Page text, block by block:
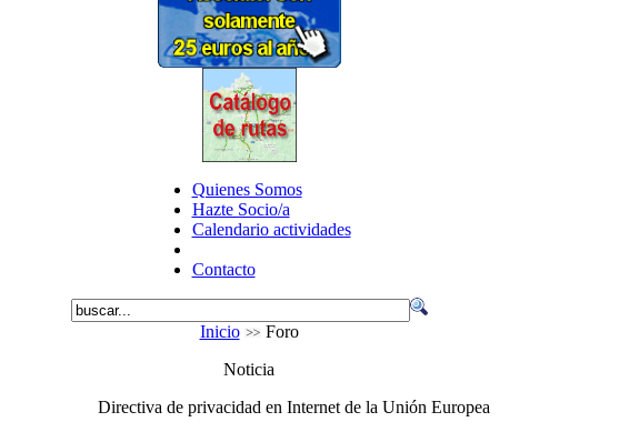
Quienes Somos
Hazte Socio/a
Calendario actividades
Contacto
Inicio
Foro
Noticia
Directiva de privacidad en Internet de la Unión Europea